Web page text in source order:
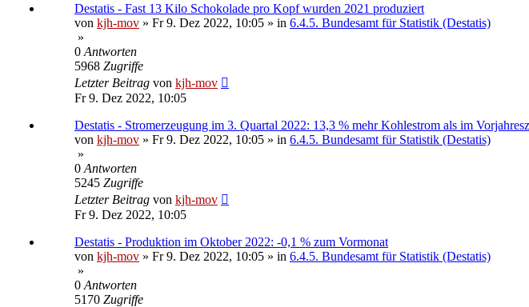
Destatis - Fast 13 Kilo Schokolade pro Kopf wurden 2021 produziert
von kjh-mov » Fr 9. Dez 2022, 10:05 » in 6.4.5. Bundesamt für Statistik (Destatis)
»
0 Antworten
5968 Zugriffe
Letzter Beitrag von kjh-mov
Fr 9. Dez 2022, 10:05
Destatis - Stromerzeugung im 3. Quartal 2022: 13,3 % mehr Kohlestrom als im
von kjh-mov » Fr 9. Dez 2022, 10:05 » in 6.4.5. Bundesamt für Statistik (Destatis)
»
0 Antworten
5245 Zugriffe
Letzter Beitrag von kjh-mov
Fr 9. Dez 2022, 10:05
Destatis - Produktion im Oktober 2022: -0,1 % zum Vormonat
von kjh-mov » Fr 9. Dez 2022, 10:05 » in 6.4.5. Bundesamt für Statistik (Destatis)
»
0 Antworten
5170 Zugriffe